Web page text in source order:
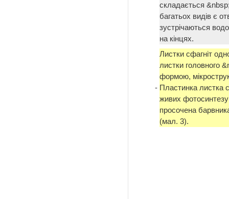
складається
багатьох видів є
зустрічаються
на кінцях.
-
Листки сфагніт
листки головного
формою,
Пластинка листка
живих
просочена
(мал. 3).